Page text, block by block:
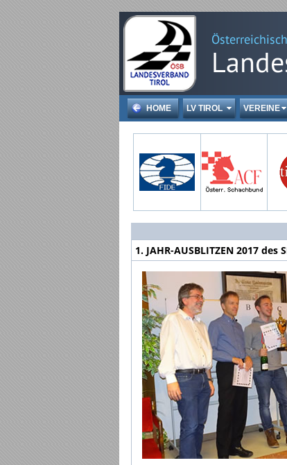
HOME LV TIROL VEREINE
1. JAHR-AUSBLITZEN 2017 des